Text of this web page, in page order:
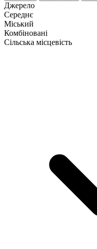
Джерело
Середнє
Міський
Комбіновані
Сільська місцевість